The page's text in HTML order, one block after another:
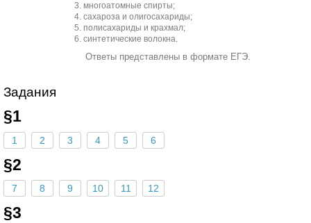
многоатомные спирты;
сахароза и олигосахариды;
полисахариды и крахмал;
синтетические волокна.
Ответы представлены в формате ЕГЭ.
Задания
§1
1 2 3 4 5 6
§2
7 8 9 10 11 12
§3